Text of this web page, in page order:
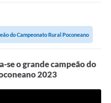
do Campeonato Rural Poconeano
se o grande campeão do
2023